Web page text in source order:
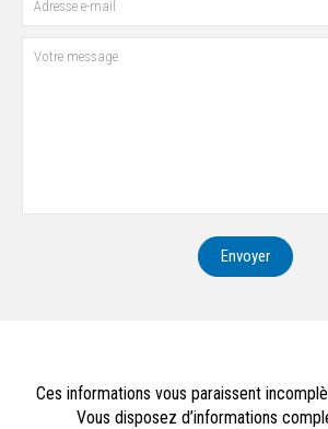
Envoyer
Ces informations vous paraissent
Vous disposez d’informations